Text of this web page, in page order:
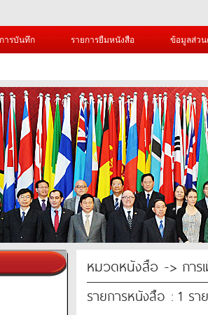
ารบันทึก รายการยืมหนังสือ ข้อมูลส่ว
หมวดหนังสือ -> การ
รายการหนังสือ : 1 รา